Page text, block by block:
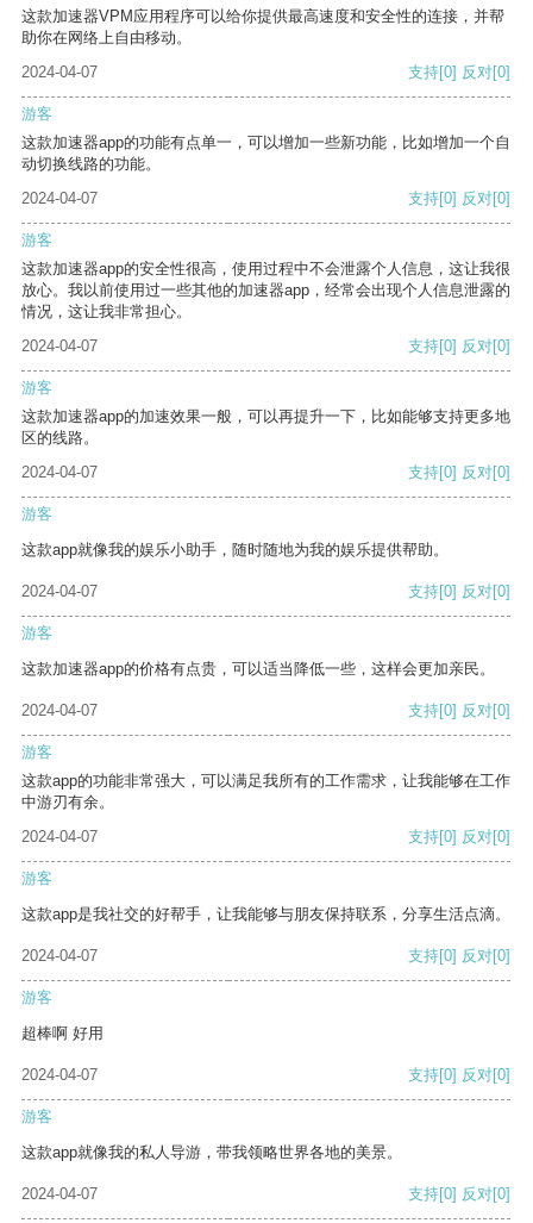
这款加速器VPM应用程序可以给你提供最高速度和安全性的连接，并帮
助你在网络上自由移动。
2024-04-07
支持[0] 反对[0]
游客
这款加速器app的功能有点单一，可以增加一些新功能，比如增加一个自
动切换线路的功能。
2024-04-07
支持[0] 反对[0]
游客
这款加速器app的安全性很高，使用过程中不会泄露个人信息，这让我很
放心。我以前使用过一些其他的加速器app，经常会出现个人信息泄露的
情况，这让我非常担心。
2024-04-07
支持[0] 反对[0]
游客
这款加速器app的加速效果一般，可以再提升一下，比如能够支持更多地
区的线路。
2024-04-07
支持[0] 反对[0]
游客
这款app就像我的娱乐小助手，随时随地为我的娱乐提供帮助。
2024-04-07 支持[0] 反对[0]
游客
这款加速器app的价格有点贵，可以适当降低一些，这样会更加亲民。
2024-04-07 支持[0] 反对[0]
游客
这款app的功能非常强大，可以满足我所有的工作需求，让我能够在工作
中游刃有余。
2024-04-07
支持[0] 反对[0]
游客
这款app是我社交的好帮手，让我能够与朋友保持联系，分享生活点滴。
2024-04-07 支持[0] 反对[0]
游客
超棒啊 好用
2024-04-07 支持[0] 反对[0]
游客
这款app就像我的私人导游，带我领略世界各地的美景。
2024-04-07 支持[0] 反对[0]